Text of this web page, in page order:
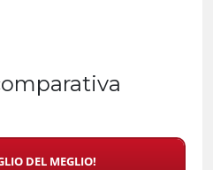
DEL MEGLIO!